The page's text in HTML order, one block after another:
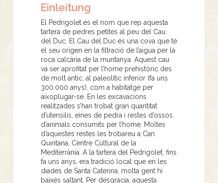
Einleitung
El Pedrigolet és el nom que rep aquesta
tartera de pedres petites al peu del Cau
del Duc. El Cau del Duc és una cova que té
el seu origen en la filtració de l’aigua per la
roca calcària de la muntanya. Aquest cau
va ser aprofitat per l’home prehistòric des
de molt antic, al paleolític inferior (fa uns
300.000 anys), com a habitatge per
aixoplugar-se. En les excavacions
realitzades s’han trobat gran quantitat
d’utensilis, eines de pedra i restes d’ossos
d’animals consumits per l’home. Moltes
d’aquestes restes les trobareu a Can
Quintana, Centre Cultural de la
Mediterrània. A la tartera del Pedrigolet, fins
fa uns anys, era tradició local que en les
diades de Santa Caterina, molta gent hi
baixés saltant. Per desgràcia, aquesta